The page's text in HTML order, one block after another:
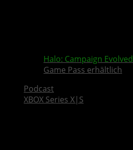
Halo: Campaign Evolved
Game Pass erhältlich
Podcast
XBOX Series X|S